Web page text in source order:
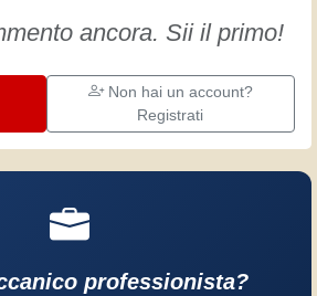
ancora. Sii il primo!
Non hai un account?
Registrati
professionista?